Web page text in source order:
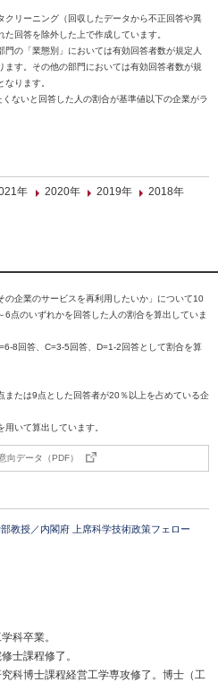
リーニング（回収したデータから不正回答や異
回答を除外した上で作成しています。
の「業態別」においては有効回答者数が規定人
す。その他の部門においては有効回答者数が規
ります。
ないと回答した人の割合が基準値以下の企業がラ
年 2020年 2019年
2018年
の企業のサービスを再利用したいか」について10
点のいずれかを回答した人の割合を算出していま
8回答、C=3-5回答、D=1-2回答として割合を算
たは9点とした回答者が20％以上を占めている企
いて算出しています。
向データ（PDF）
教授／内閣府 上席科学技術政策フェロー
科卒業。
士課程修了。
科博士課程経営工学専攻修了。博士（工